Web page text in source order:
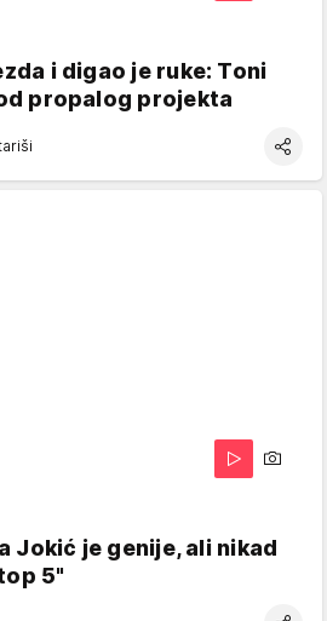
i digao je ruke: Toni
propalog projekta
Jokić je genije, ali nikad
5"